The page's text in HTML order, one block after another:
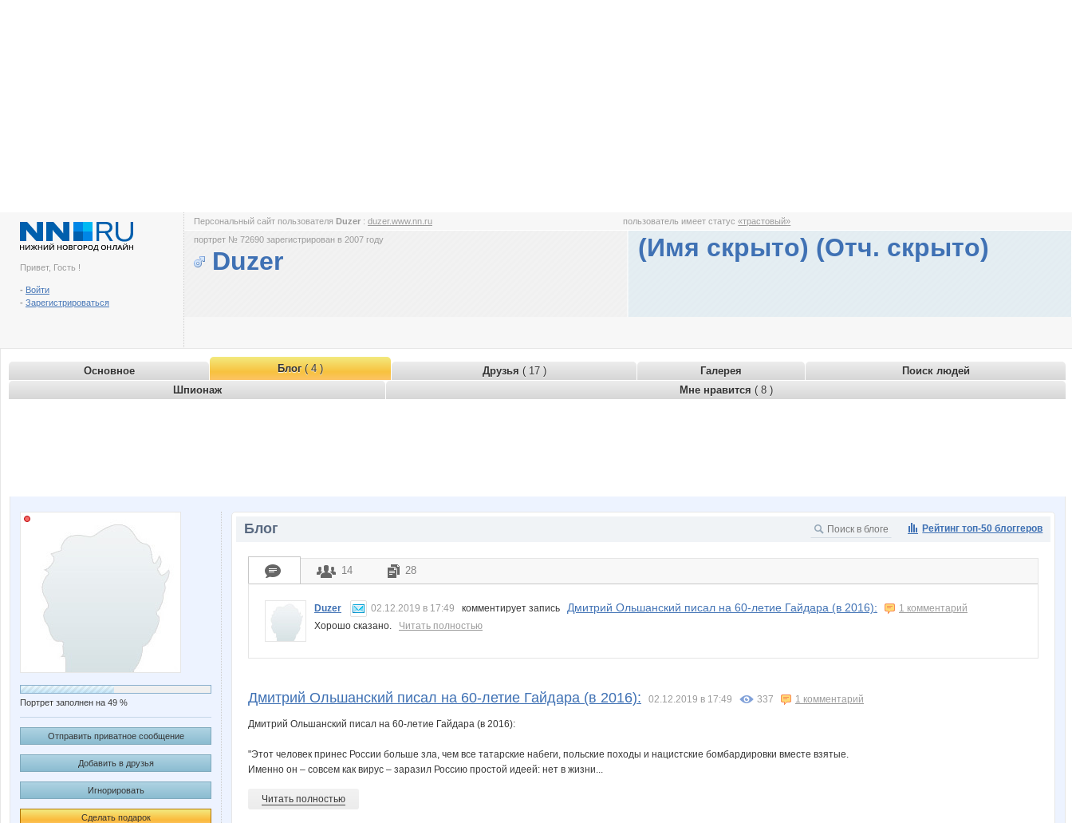
Привет, Гость !
- Войти
- Зарегистрироваться
Персональный сайт пользователя Duzer : duzer.www.nn.ru пользователь имеет статус«трастовый»
портрет № 72690 зарегистрирован в 2007 году
Duzer (Имя скрыто) (Отч. скрыто)
Основное Блог( 4 ) Друзья ( 17 ) Галерея
Поиск людей
Шпионаж
Мне нравится ( 8 )
Портрет заполнен на 49 %
Отправить приватное сообщение
Добавить в друзья
Игнорировать
Сделать подарок
Рейтинг топ-50 блоггеров
Блог
14 28
Duzer 02.12.2019 в 17:49 комментирует запись Дмитрий Ольшанский писал на 60-летие Гайдара (в 2016):
1 комментарий
Хорошо сказано. Читать полностью
Дмитрий Ольшанский писал на 60-летие Гайдара (в 2016): 02.12.2019 в 17:49 337 1 комментарий
Дмитрий Ольшанский писал на 60-летие Гайдара (в 2016):
"Этот человек принес России больше зла, чем все татарские набеги, польские походы и нацистские бомбардировки вместе взятые.
Именно он – совсем как вирус – заразил Россию простой идеей: нет в жизни...
Читать полностью